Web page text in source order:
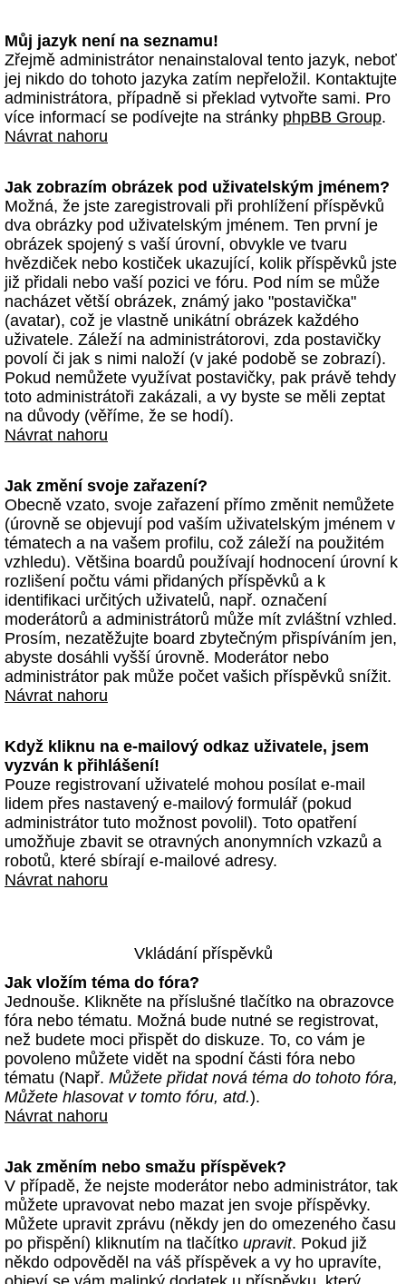
Můj jazyk není na seznamu!
Zřejmě administrátor nenainstaloval tento jazyk, neboť
jej nikdo do tohoto jazyka zatím nepřeložil. Kontaktujte
administrátora, případně si překlad vytvořte sami. Pro
více informací se podívejte na stránky phpBB Group.
Návrat nahoru
Jak zobrazím obrázek pod uživatelským jménem?
Možná, že jste zaregistrovali při prohlížení příspěvků
dva obrázky pod uživatelským jménem. Ten první je
obrázek spojený s vaší úrovní, obvykle ve tvaru
hvězdiček nebo kostiček ukazující, kolik příspěvků jste
již přidali nebo vaší pozici ve fóru. Pod ním se může
nacházet větší obrázek, známý jako "postavička"
(avatar), což je vlastně unikátní obrázek každého
uživatele. Záleží na administrátorovi, zda postavičky
povolí či jak s nimi naloží (v jaké podobě se zobrazí).
Pokud nemůžete využívat postavičky, pak právě tehdy
toto administrátoři zakázali, a vy byste se měli zeptat
na důvody (věříme, že se hodí).
Návrat nahoru
Jak změní svoje zařazení?
Obecně vzato, svoje zařazení přímo změnit nemůžete
(úrovně se objevují pod vaším uživatelským jménem v
tématech a na vašem profilu, což záleží na použitém
vzhledu). Většina boardů používají hodnocení úrovní k
rozlišení počtu vámi přidaných příspěvků a k
identifikaci určitých uživatelů, např. označení
moderátorů a administrátorů může mít zvláštní vzhled.
Prosím, nezatěžujte board zbytečným přispíváním jen,
abyste dosáhli vyšší úrovně. Moderátor nebo
administrátor pak může počet vašich příspěvků snížit.
Návrat nahoru
Když kliknu na e-mailový odkaz uživatele, jsem
vyzván k přihlášení!
Pouze registrovaní uživatelé mohou posílat e-mail
lidem přes nastavený e-mailový formulář (pokud
administrátor tuto možnost povolil). Toto opatření
umožňuje zbavit se otravných anonymních vzkazů a
robotů, které sbírají e-mailové adresy.
Návrat nahoru
Vkládání příspěvků
Jak vložím téma do fóra?
Jednouše. Klikněte na příslušné tlačítko na obrazovce
fóra nebo tématu. Možná bude nutné se registrovat,
než budete moci přispět do diskuze. To, co vám je
povoleno můžete vidět na spodní části fóra nebo
tématu (Např. Můžete přidat nová téma do tohoto fóra,
Můžete hlasovat v tomto fóru, atd.).
Návrat nahoru
Jak změním nebo smažu příspěvek?
V případě, že nejste moderátor nebo administrátor, tak
můžete upravovat nebo mazat jen svoje příspěvky.
Můžete upravit zprávu (někdy jen do omezeného času
po přispění) kliknutím na tlačítko upravit. Pokud již
někdo odpověděl na váš příspěvek a vy ho upravíte,